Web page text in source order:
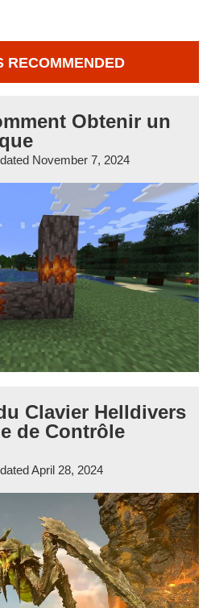
RECOMMENDED
Obtenir un
November 7, 2024
Clavier Helldivers
de Contrôle
April 28, 2024